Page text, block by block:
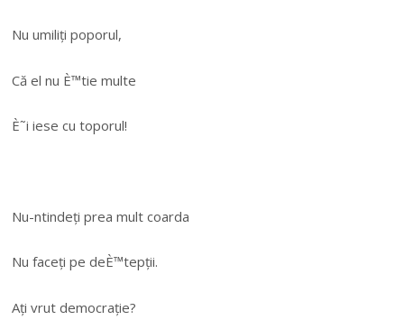
Nu umiliți poporul,
Că el nu È™tie multe
È˜i iese cu toporul!
Nu-ntindeți prea mult coarda
Nu faceți pe deÈ™tepții.
Ați vrut democrație?